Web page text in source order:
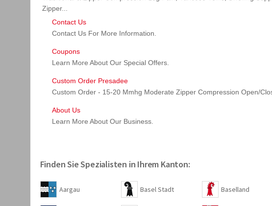
Finden Sie Spezialisten in Ihrem Kanton:
Aargau Basel Stadt Baselland